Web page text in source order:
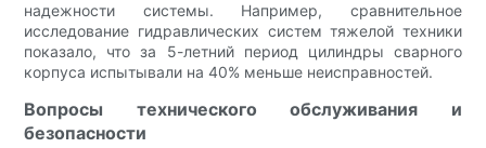
надежности системы. Например, сравнительное
исследование гидравлических систем тяжелой техники
показало, что за 5-летний период цилиндры сварного
корпуса испытывали на 40% меньше неисправностей.
Вопросы технического обслуживания и
безопасности